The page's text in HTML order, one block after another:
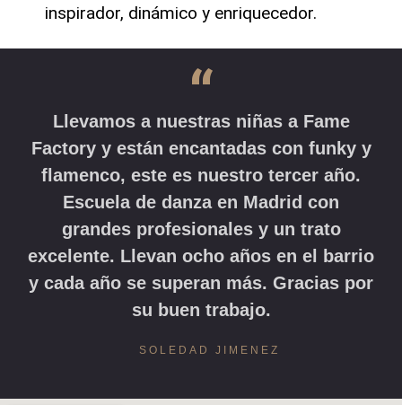
inspirador, dinámico y enriquecedor.
“
Llevamos a nuestras niñas a Fame
Factory y están encantadas con funky y
flamenco, este es nuestro tercer año.
Escuela de danza en Madrid con
grandes profesionales y un trato
excelente. Llevan ocho años en el barrio
y cada año se superan más. Gracias por
su buen trabajo.
SOLEDAD JIMENEZ